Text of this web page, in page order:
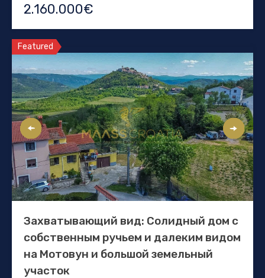
2.160.000€
Featured
Захватывающий вид: Солидный дом с
собственным ручьем и далеким видом
на Мотовун и большой земельный
участок